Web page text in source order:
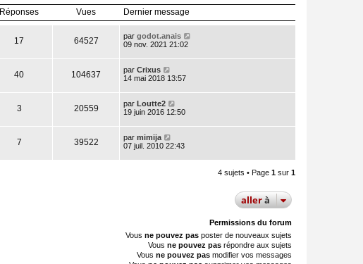
Réponses Vues Dernier message
17 64527 par godot.anais
09 nov. 2021 21:02
40 104637 par Crixus
14 mai 2018 13:57
3 20559 par Loutte2
19 juin 2016 12:50
7 39522 par mimija
07 juil. 2010 22:43
4 sujets • Page 1 sur 1
allerà
Permissions du forum
Vous ne pouvez pas poster de nouveaux sujets
Vous ne pouvez pas répondre aux sujets
Vous ne pouvez pas modifier vos messages